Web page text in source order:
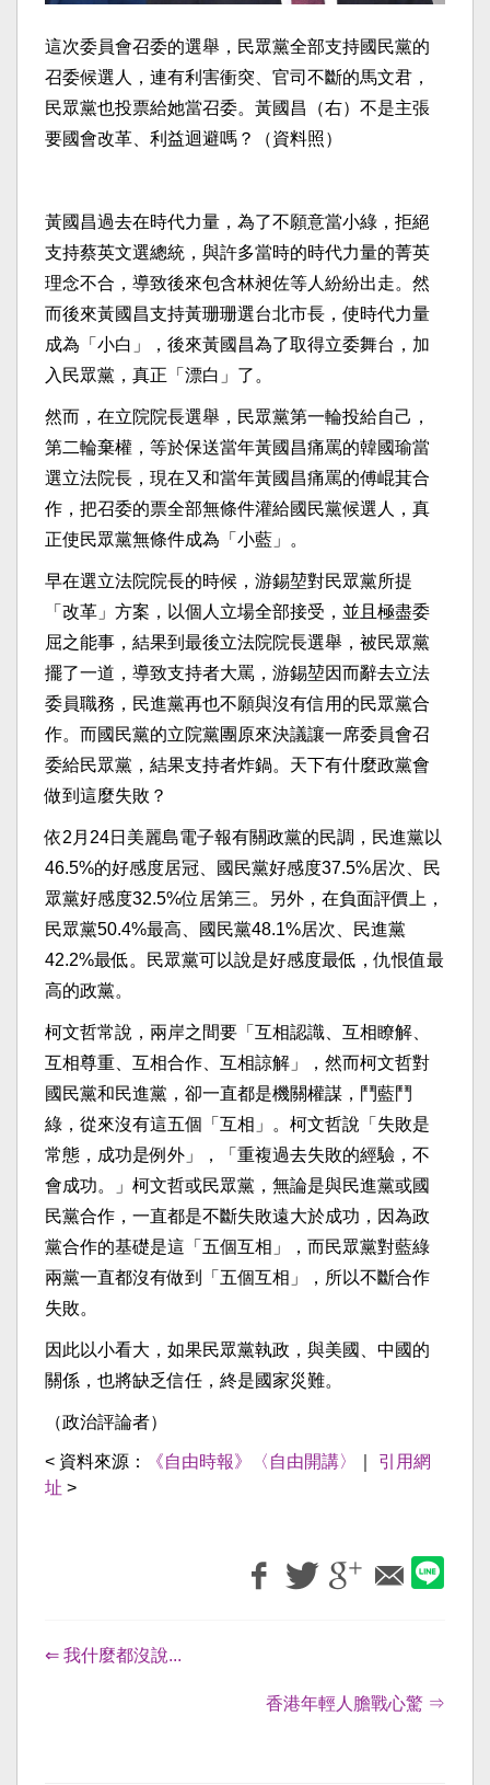
這次委員會召委的選舉，民眾黨全部支持國民黨的
召委候選人，連有利害衝突、官司不斷的馬文君，
民眾黨也投票給她當召委。黃國昌（右）不是主張
要國會改革、利益迴避嗎？（資料照）
黃國昌過去在時代力量，為了不願意當小綠，拒絕
支持蔡英文選總統，與許多當時的時代力量的菁英
理念不合，導致後來包含林昶佐等人紛紛出走。然
而後來黃國昌支持黃珊珊選台北市長，使時代力量
成為「小白」，後來黃國昌為了取得立委舞台，加
入民眾黨，真正「漂白」了。
然而，在立院院長選舉，民眾黨第一輪投給自己，
第二輪棄權，等於保送當年黃國昌痛罵的韓國瑜當
選立法院長，現在又和當年黃國昌痛罵的傅崐萁合
作，把召委的票全部無條件灌給國民黨候選人，真
正使民眾黨無條件成為「小藍」。
早在選立法院院長的時候，游錫堃對民眾黨所提
「改革」方案，以個人立場全部接受，並且極盡委
屈之能事，結果到最後立法院院長選舉，被民眾黨
擺了一道，導致支持者大罵，游錫堃因而辭去立法
委員職務，民進黨再也不願與沒有信用的民眾黨合
作。而國民黨的立院黨團原來決議讓一席委員會召
委給民眾黨，結果支持者炸鍋。天下有什麼政黨會
做到這麼失敗？
依2月24日美麗島電子報有關政黨的民調，民進黨以
46.5%的好感度居冠、國民黨好感度37.5%居次、民
眾黨好感度32.5%位居第三。另外，在負面評價上，
民眾黨50.4%最高、國民黨48.1%居次、民進黨
42.2%最低。民眾黨可以說是好感度最低，仇恨值最
高的政黨。
柯文哲常說，兩岸之間要「互相認識、互相瞭解、
互相尊重、互相合作、互相諒解」，然而柯文哲對
國民黨和民進黨，卻一直都是機關權謀，鬥藍鬥
綠，從來沒有這五個「互相」。柯文哲說「失敗是
常態，成功是例外」，「重複過去失敗的經驗，不
會成功。」柯文哲或民眾黨，無論是與民進黨或國
民黨合作，一直都是不斷失敗遠大於成功，因為政
黨合作的基礎是這「五個互相」，而民眾黨對藍綠
兩黨一直都沒有做到「五個互相」，所以不斷合作
失敗。
因此以小看大，如果民眾黨執政，與美國、中國的
關係，也將缺乏信任，終是國家災難。
（政治評論者）
< 資料來源： 《自由時報》〈自由開講〉
引用網
址 >
⇐ 我什麼都沒說...
香港年輕人膽戰心驚 ⇒